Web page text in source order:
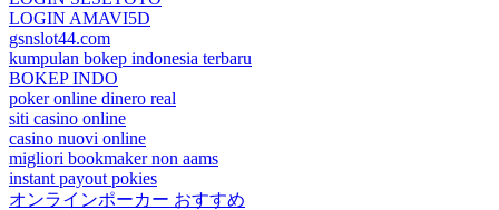
LOGIN AMAVI5D
gsnslot44.com
kumpulan bokep indonesia terbaru
BOKEP INDO
poker online dinero real
siti casino online
casino nuovi online
migliori bookmaker non aams
instant payout pokies
オンラインポーカー おすすめ